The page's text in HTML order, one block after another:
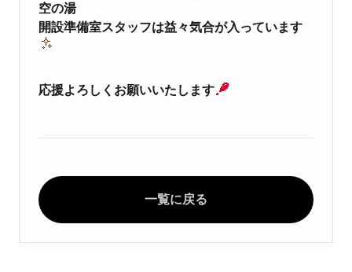
空の湯
開設準備室スタッフは益々気合が入っています
応援よろしくお願いいたします
一覧に戻る